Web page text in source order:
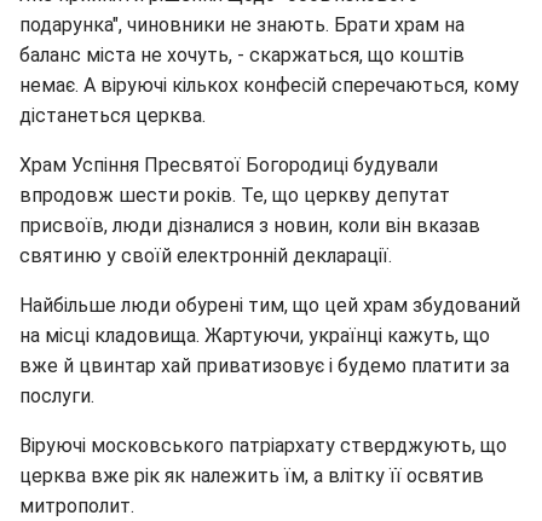
подарунка", чиновники не знають. Брати храм на
баланс міста не хочуть, - скаржаться, що коштів
немає. А віруючі кількох конфесій сперечаються, кому
дістанеться церква.
Храм Успіння Пресвятої Богородиці будували
впродовж шести років. Те, що церкву депутат
присвоїв, люди дізналися з новин, коли він вказав
святиню у своїй електронній декларації.
Найбільше люди обурені тим, що цей храм збудований
на місці кладовища. Жартуючи, українці кажуть, що
вже й цвинтар хай приватизовує і будемо платити за
послуги.
Віруючі московського патріархату стверджують, що
церква вже рік як належить їм, а влітку її освятив
митрополит.